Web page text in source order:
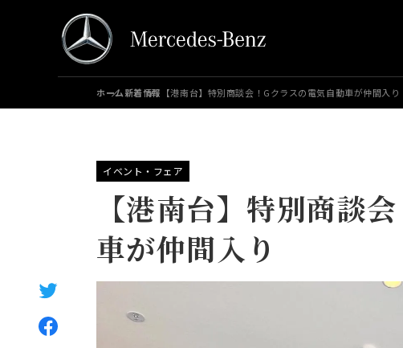
ホーム新着情報 【港南台】特別商談会！Gクラスの電気自動車が仲間入り
イベント・フェア
【港南台】特別商談
車が仲間入り